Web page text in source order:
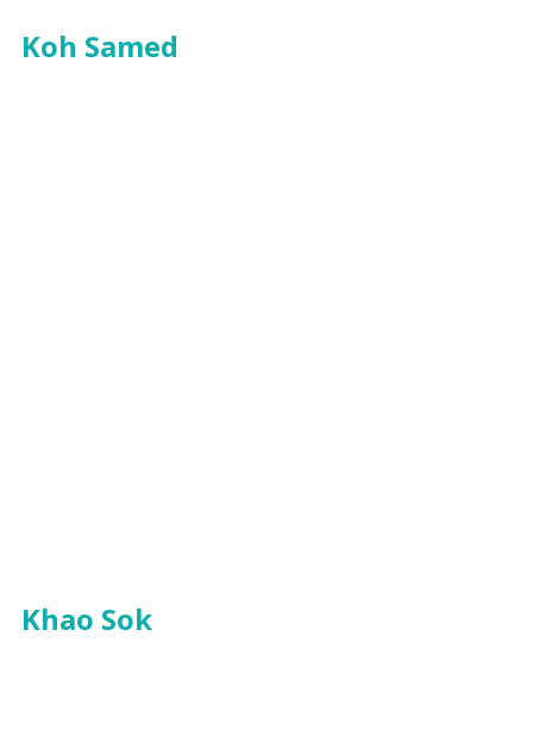
Koh Samed
Khao Sok